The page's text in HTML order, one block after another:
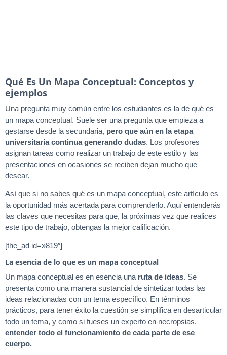
Qué Es Un Mapa Conceptual: Conceptos y
ejemplos
Una pregunta muy común entre los estudiantes es la de qué es
un mapa conceptual. Suele ser una pregunta que empieza a
gestarse desde la secundaria, pero que aún en la etapa
universitaria continua generando dudas. Los profesores
asignan tareas como realizar un trabajo de este estilo y las
presentaciones en ocasiones se reciben dejan mucho que
desear.
Así que si no sabes qué es un mapa conceptual, este artículo es
la oportunidad más acertada para comprenderlo. Aquí entenderás
las claves que necesitas para que, la próximas vez que realices
este tipo de trabajo, obtengas la mejor calificación.
[the_ad id=»819″]
La esencia de lo que es un mapa conceptual
Un mapa conceptual es en esencia una ruta de ideas. Se
presenta como una manera sustancial de sintetizar todas las
ideas relacionadas con un tema específico. En términos
prácticos, para tener éxito la cuestión se simplifica en desarticular
todo un tema, y como si fueses un experto en necropsias,
entender todo el funcionamiento de cada parte de ese
cuerpo.